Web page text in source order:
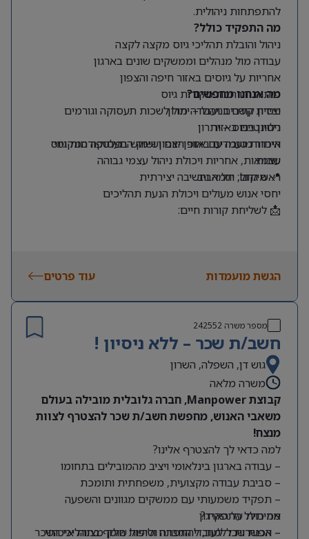
להתפתחות ניהולית.
מה התפקיד כולל?
ניהול והובלת תהליכי גיוס מקצה לקצה
עבודה מול מנהלים וממשקים שונים בארגון
אחריות על גיוסים באזור חיפה והצפון
פיתוח והרחבת מקורות גיוס
יצירת קשרים ועבודה מול לשכות תעסוקה וגורמים
רלוונטיים באזור
איתור מועמדים באופן יזום ושימוש בפלטפורמות גיוס
שונות
מה אנחנו מחפשים?
ניסיון קודם בניהול – יתרון
ניסיון בגיוס – יתרון
היכרות טובה עם אזור הצפון ושוק התעסוקה המקומי
עצמאות, אחריות ויכולת ניהול עצמי גבוהה
ראש גדול, יוזמה וחשיבה יצירתית
יחסי אנוש מעולים ויכולת הנעת תהליכים
📍 מיקום: תל אביב
📩 לשליחת קורות חיים:
הגשת מועמדות עוד פרטים
מספר משרה 242552
חשב/ת שכר – ללא ניסיון !
גוש דן, השפלה, השרון
משרה מלאה
קבוצת Manpower, חברה גלובלית מובילה בעולם
משאבי האנוש, מחפשת חשב/ת שכר להצטרף לצוות
מנצח!
למה כדאי לך להצטרף אלינו?
– עבודה בארגון בינלאומי ויציב מהמובילים בתחומו
– סביבת עבודה מקצועית, משפחתית ותומכת
– תפקיד משמעותי עם ממשקים מגוונים והשפעה
אמיתית על הארגון
– אפשרות ללמוד, להתפתח ולהיות חלק מצוות איכותי
מה כולל התפקיד?
– הכנת שכר לעובדי החברה וטיפול שוטף בתהליכי השכר